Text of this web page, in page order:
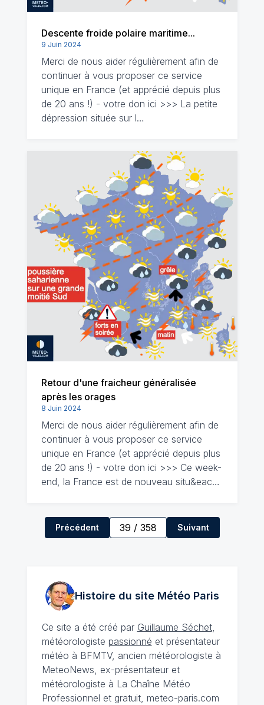
Descente froide polaire maritime...
9 Juin 2024
Merci de nous aider régulièrement afin de
continuer à vous proposer ce service
unique en France (et apprécié depuis plus
de 20 ans !) - votre don ici >>> La petite
dépression située sur l…
Retour d'une fraicheur généralisée
après les orages
8 Juin 2024
Merci de nous aider régulièrement afin de
continuer à vous proposer ce service
unique en France (et apprécié depuis plus
de 20 ans !) - votre don ici >>> Ce week-
end, la France est de nouveau situ&eac…
Précédent 39 / 358 Suivant
Histoire du site MétéoParis
Ce site a été créé par Guillaume Séchet,
météorologiste passionné et présentateur
météo à BFMTV, ancien météorologiste à
MeteoNews, ex-présentateur et
météorologiste à La Chaîne Météo
Professionnel et gratuit, meteo-paris.com